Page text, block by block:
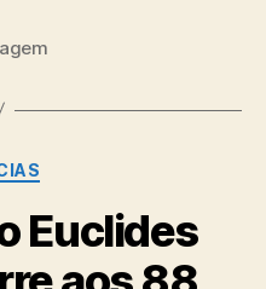
Euclides